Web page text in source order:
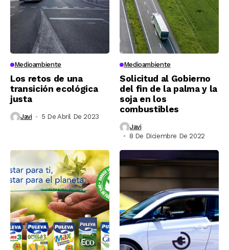
Medioambiente
Los retos de una
transición ecológica
justa
Javi 5 De Abril De 2023
Medioambiente
Solicitud al Gobierno
del fin de la palma y la
soja en los
combustibles
Javi
8 De Diciembre De 2022